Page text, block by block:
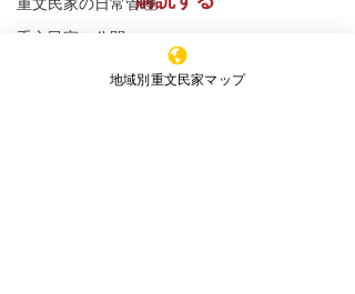
重文民家の公開
※購読登録により、当サイトからのメール送信に
地域別重文民家マップ